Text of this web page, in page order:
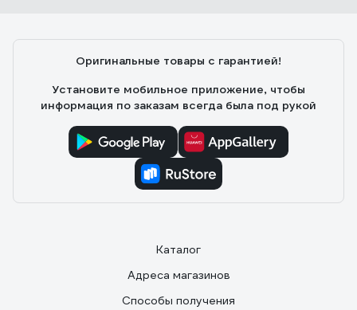
Оригинальные товары с гарантией!
Установите мобильное приложение, чтобы
информация по заказам всегда была под рукой
Каталог
Адреса магазинов
Способы получения